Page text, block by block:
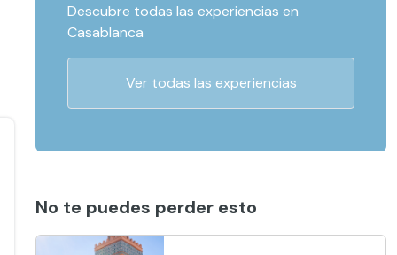
Descubre todas las experiencias en
Casablanca
Ver todas las experiencias
No te puedes perder esto